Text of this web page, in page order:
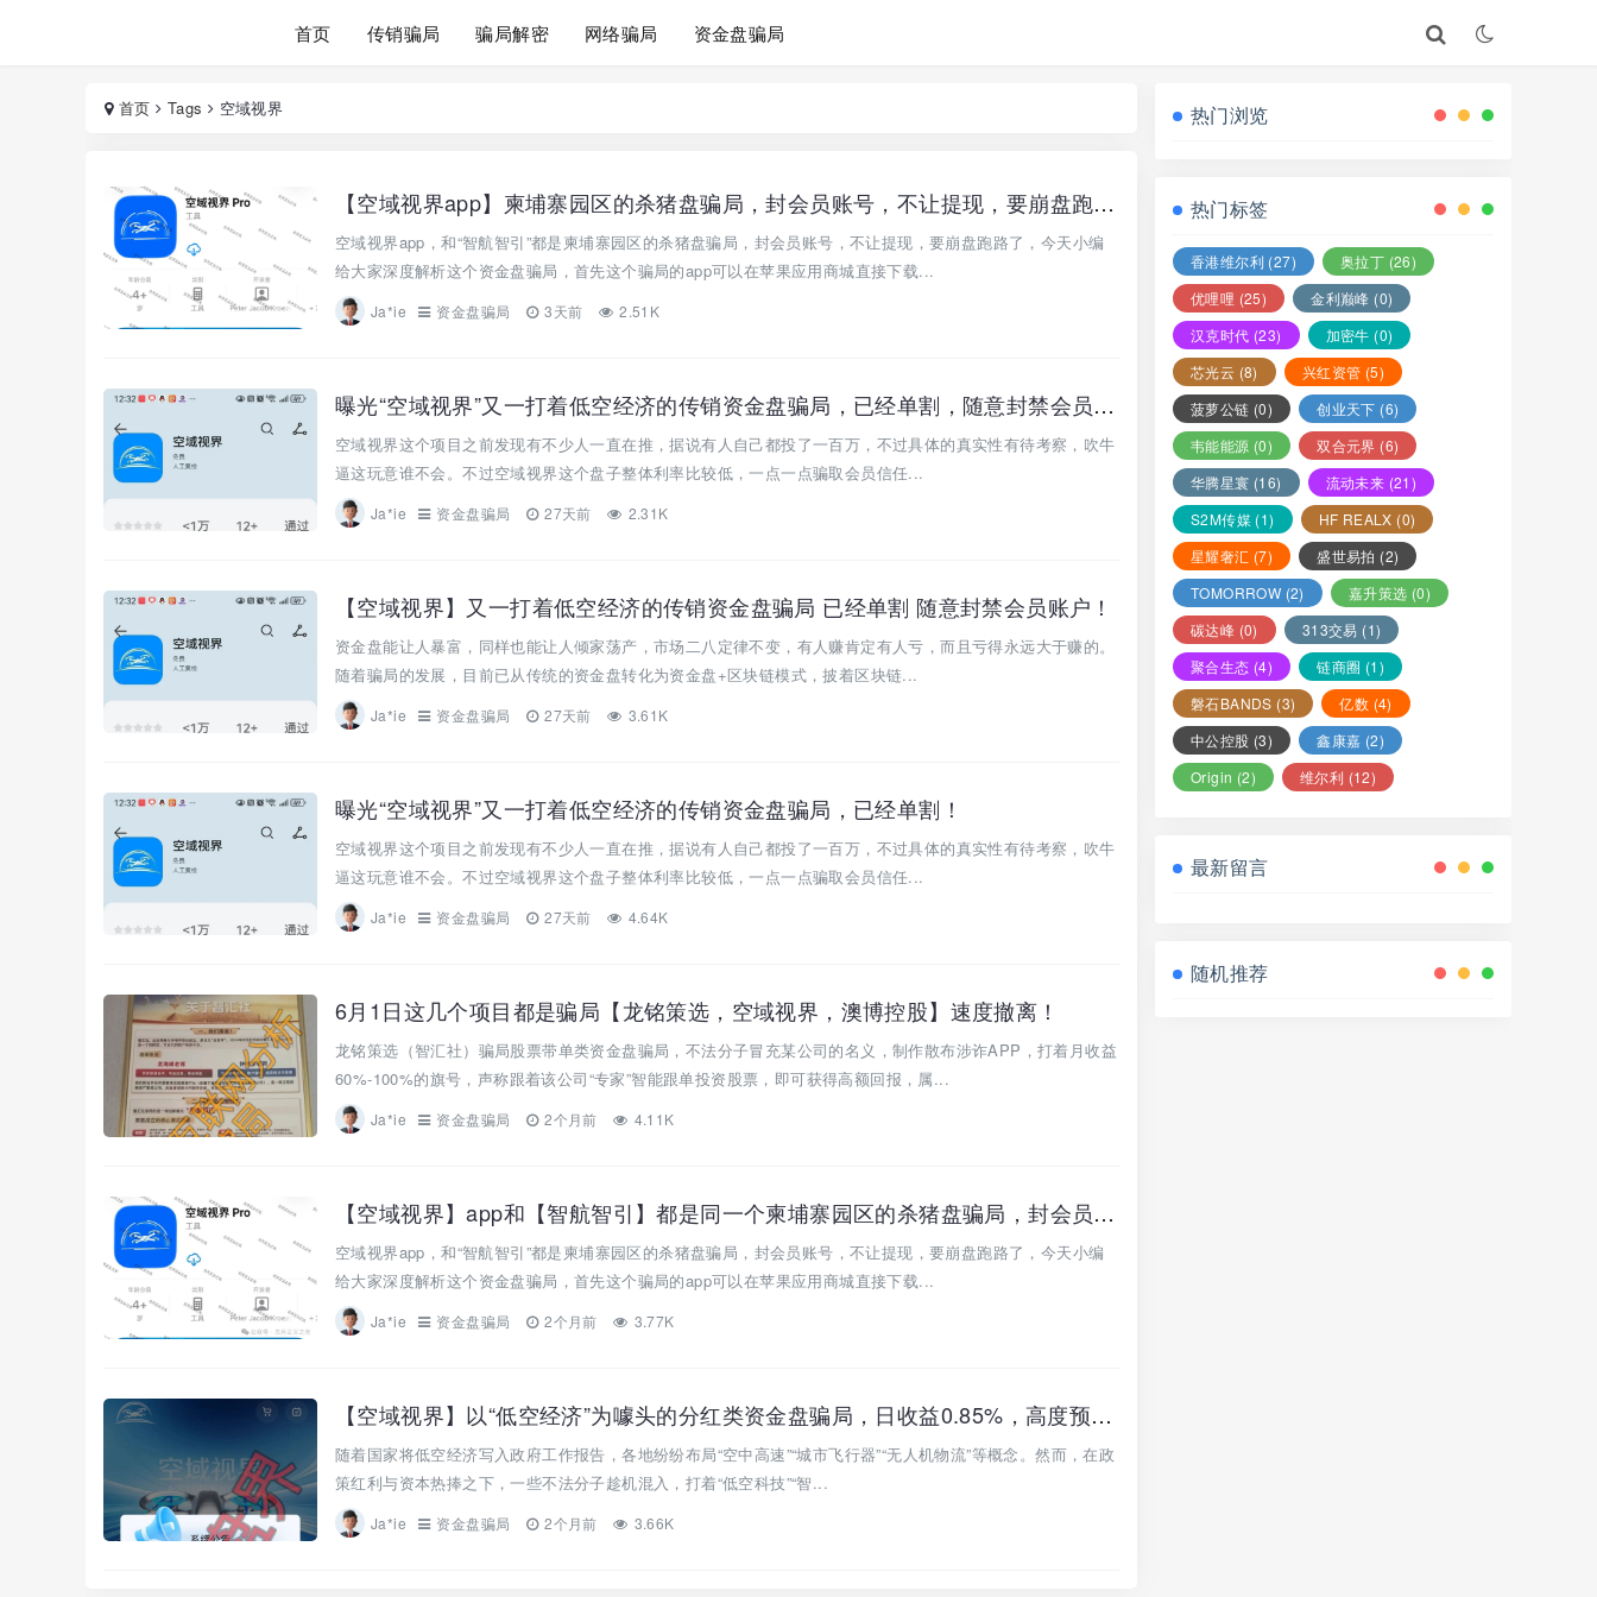
首页 传销骗局 骗局解密 网络骗局 资金盘骗局
首页 Tags 空域视界
【空域视界app】柬埔寨园区的杀猪盘骗局，封会员账号，不让提现，要崩盘跑路了…
空域视界app，和“智航智引”都是柬埔寨园区的杀猪盘骗局，封会员账号，不让提现，要崩盘跑路了，今天小编
给大家深度解析这个资金盘骗局，首先这个骗局的app可以在苹果应用商城直接下载...
Ja*ie 资金盘骗局 3天前 2.51K
曝光“空域视界”又一打着低空经济的传销资金盘骗局，已经单割，随意封禁会员账户！
空域视界这个项目之前发现有不少人一直在推，据说有人自己都投了一百万，不过具体的真实性有待考察，吹牛
逼这玩意谁不会。不过空域视界这个盘子整体利率比较低，一点一点骗取会员信任...
Ja*ie 资金盘骗局 27天前 2.31K
【空域视界】又一打着低空经济的传销资金盘骗局 已经单割 随意封禁会员账户！
资金盘能让人暴富，同样也能让人倾家荡产，市场二八定律不变，有人赚肯定有人亏，而且亏得永远大于赚的。
随着骗局的发展，目前已从传统的资金盘转化为资金盘+区块链模式，披着区块链...
Ja*ie 资金盘骗局 27天前 3.61K
曝光“空域视界”又一打着低空经济的传销资金盘骗局，已经单割！
空域视界这个项目之前发现有不少人一直在推，据说有人自己都投了一百万，不过具体的真实性有待考察，吹牛
逼这玩意谁不会。不过空域视界这个盘子整体利率比较低，一点一点骗取会员信任...
Ja*ie 资金盘骗局 27天前 4.64K
6月1日这几个项目都是骗局【龙铭策选，空域视界，澳博控股】速度撤离！
龙铭策选（智汇社）骗局股票带单类资金盘骗局，不法分子冒充某公司的名义，制作散布涉诈APP，打着月收益
60%-100%的旗号，声称跟着该公司“专家”智能跟单投资股票，即可获得高额回报，属...
Ja*ie 资金盘骗局 2个月前 4.11K
【空域视界】app和【智航智引】都是同一个柬埔寨园区的杀猪盘骗局，封会员账号，不让提现，要崩盘跑路了…
空域视界app，和“智航智引”都是柬埔寨园区的杀猪盘骗局，封会员账号，不让提现，要崩盘跑路了，今天小编
给大家深度解析这个资金盘骗局，首先这个骗局的app可以在苹果应用商城直接下载...
Ja*ie 资金盘骗局 2个月前 3.77K
【空域视界】以“低空经济”为噱头的分红类资金盘骗局，日收益0.85%，高度预警，远离！
随着国家将低空经济写入政府工作报告，各地纷纷布局“空中高速”“城市飞行器”“无人机物流”等概念。然而，在政
策红利与资本热捧之下，一些不法分子趁机混入，打着“低空科技”“智...
Ja*ie 资金盘骗局 2个月前 3.66K
热门浏览
热门标签
香港维尔利 (27) 奥拉丁 (26)
优哩哩 (25) 金利巅峰 (0)
汉克时代 (23) 加密牛 (0)
芯光云 (8) 兴红资管 (5)
菠萝公链 (0) 创业天下 (6)
韦能能源 (0) 双合元界 (6)
华腾星寰 (16) 流动未来 (21)
S2M传媒 (1) HF REALX (0)
星耀奢汇 (7) 盛世易拍 (2)
TOMORROW (2) 嘉升策选 (0)
碳达峰 (0) 313交易 (1)
聚合生态 (4) 链商圈 (1)
磐石BANDS (3) 亿数 (4)
中公控股 (3) 鑫康嘉 (2)
Origin (2) 维尔利 (12)
最新留言
随机推荐